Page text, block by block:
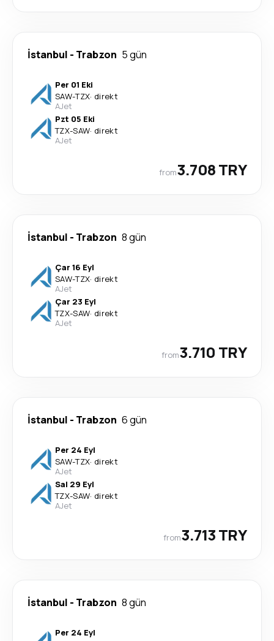
İstanbul - Trabzon 5 gün
Per 01 Eki
SAW-TZX· direkt
AJet
Pzt 05 Eki
TZX-SAW· direkt
AJet
from3.708 TRY
İstanbul - Trabzon 8 gün
Çar 16 Eyl
SAW-TZX· direkt
AJet
Çar 23 Eyl
TZX-SAW· direkt
AJet
from3.710 TRY
İstanbul - Trabzon 6 gün
Per 24 Eyl
SAW-TZX· direkt
AJet
Sal 29 Eyl
TZX-SAW· direkt
AJet
from3.713 TRY
İstanbul - Trabzon 8 gün
Per 24 Eyl